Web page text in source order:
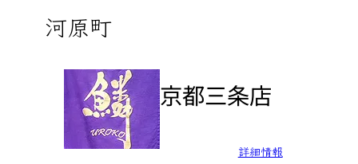
河原町
京都三条店
詳細情報